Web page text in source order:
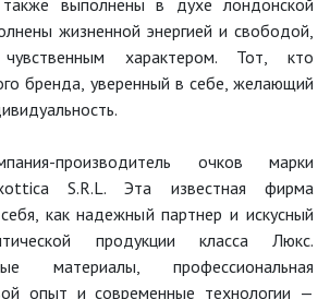
выполнены в духе лондонской
жизненной энергией и свободой,
чувственным характером. Тот, кто
бренда, уверенный в себе, желающий
производитель очков марки
S.R.L. Эта известная фирма
как надежный партнер и искусный
продукции класса Люкс.
материалы, профессиональная
опыт и современные технологии —